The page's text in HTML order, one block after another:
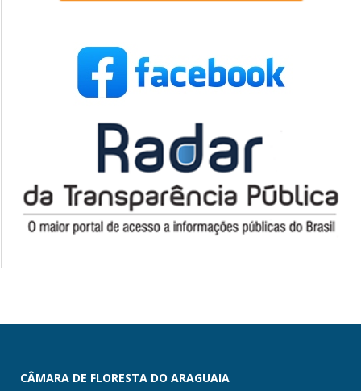
CÂMARA DE FLORESTA DO ARAGUAIA